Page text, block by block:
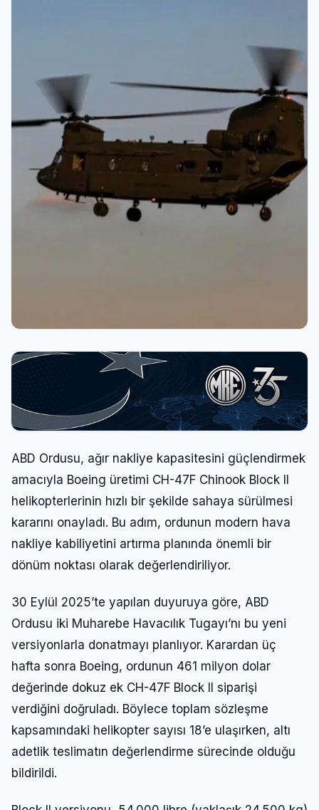
ABD Ordusu, ağır nakliye kapasitesini güçlendirmek
amacıyla Boeing üretimi CH-47F Chinook Block II
helikopterlerinin hızlı bir şekilde sahaya sürülmesi
kararını onayladı. Bu adım, ordunun modern hava
nakliye kabiliyetini artırma planında önemli bir
dönüm noktası olarak değerlendiriliyor.
30 Eylül 2025’te yapılan duyuruya göre, ABD
Ordusu iki Muharebe Havacılık Tugayı’nı bu yeni
versiyonlarla donatmayı planlıyor. Karardan üç
hafta sonra Boeing, ordunun 461 milyon dolar
değerinde dokuz ek CH-47F Block II siparişi
verdiğini doğruladı. Böylece toplam sözleşme
kapsamındaki helikopter sayısı 18’e ulaşırken, altı
adetlik teslimatın değerlendirme sürecinde olduğu
bildirildi.